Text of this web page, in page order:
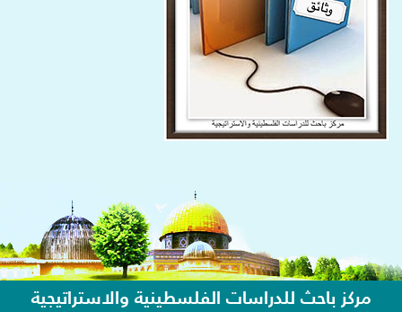
مركز باحث للدراسات الفلسطينية والاستراتيجية